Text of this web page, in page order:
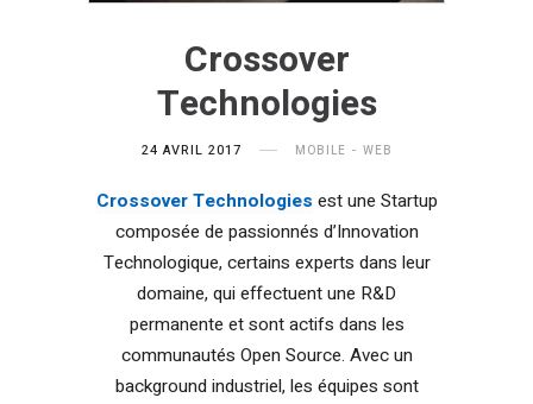
Crossover
Technologies
24 AVRIL 2017 MOBILE WEB
Crossover Technologies est une Startup
composée de passionnés d’Innovation
Technologique, certains experts dans leur
domaine, qui effectuent une R&D
permanente et sont actifs dans les
communautés Open Source. Avec un
background industriel, les équipes sont